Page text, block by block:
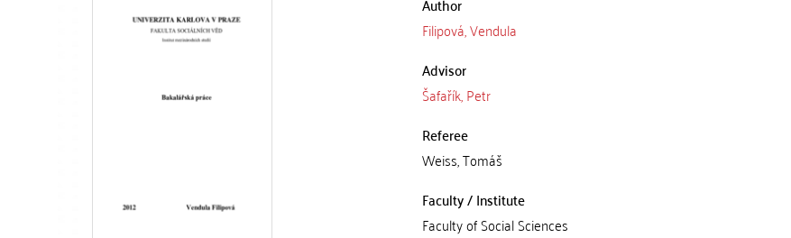
Filipová, Vendula
Advisor
Šafařík, Petr
Referee
Weiss, Tomáš
Faculty / Institute
Faculty of Social Sciences